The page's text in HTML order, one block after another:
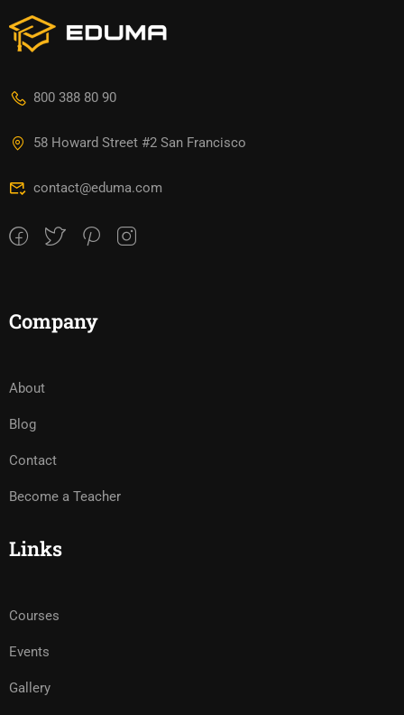
800 388 80 90
58 Howard Street #2 San Francisco
contact@eduma.com
Company
About
Blog
Contact
Become a Teacher
Links
Courses
Events
Gallery